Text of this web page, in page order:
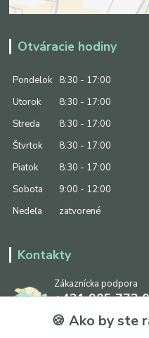
Otváracie hodiny
Pondelok
8:30 - 17:00
Utorok
8:30 - 17:00
Streda
8:30 - 17:00
Štvrtok
8:30 - 17:00
Piatok
8:30 - 17:00
Sobota
9:00 - 12:00
Nedeľa
zatvorené
Kontakty
Zákaznícka podpora
+421 905 773
(Po-Pia, 8:30 - 17:00,
🍪 Ako by ste